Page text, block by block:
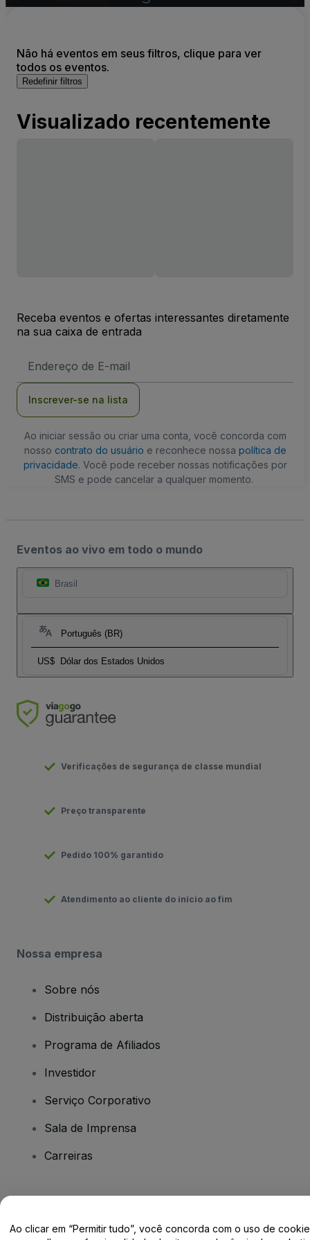
(InActive)
Não há eventos em seus filtros, clique para ver
todos os eventos.
Redefinir filtros
Visualizado recentemente
Receba eventos e ofertas interessantes diretamente
na sua caixa de entrada
de
Inscrever-se na lista
Ao iniciar sessão ou criar uma conta, você concorda com
nosso contrato do usuário e reconhece nossa política de
privacidade. Você pode receber nossas notificações por
SMS e pode cancelar a qualquer momento.
Eventos ao vivo em todo o mundo
Brasil
Português (BR)
US$ Dólar dos Estados Unidos
Verificações de segurança de classe mundial
Preço transparente
Pedido 100% garantido
Atendimento ao cliente do início ao fim
Nossa empresa
Sobre nós
Distribuição aberta
Programa de Afiliados
Investidor
Serviço Corporativo
Sala de Imprensa
Carreiras
Ao clicar em “Permitir tudo”, você concorda com o uso de